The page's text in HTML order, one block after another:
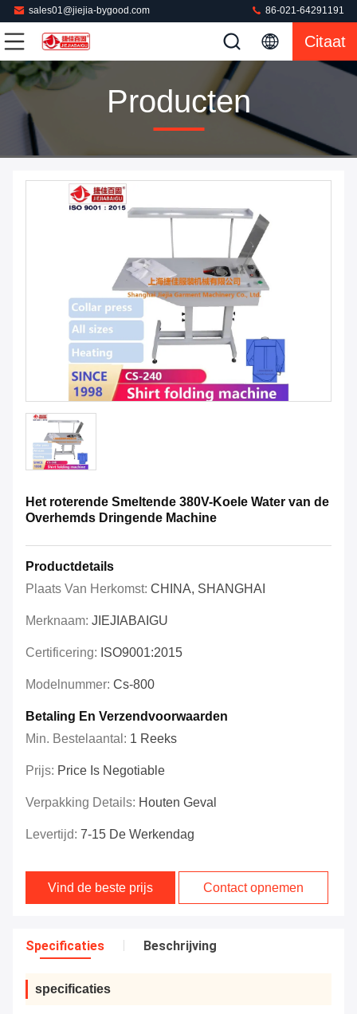
sales01@jiejia-bygood.com 86-021-64291191
Citaat
Producten
Het roterende Smeltende 380V-Koele Water van de
Overhemds Dringende Machine
Productdetails
Plaats Van Herkomst: CHINA, SHANGHAI
Merknaam: JIEJIABAIGU
Certificering: ISO9001:2015
Modelnummer: Cs-800
Betaling En Verzendvoorwaarden
Min. Bestelaantal: 1 Reeks
Prijs: Price Is Negotiable
Verpakking Details: Houten Geval
Levertijd: 7-15 De Werkendag
Vind de beste prijs Contact opnemen
Specificaties Beschrijving
specificaties